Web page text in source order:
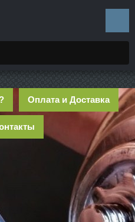
Оплата и Доставка